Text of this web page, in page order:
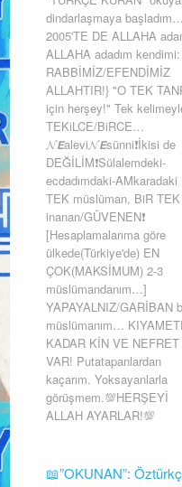
dindarlaşmaya
2005'TE DE ALLAHA
ALLAHA adadım kendimi:
RABBİMİZ/EFENDİMİZ
ALLAHTIR!} "O TEK
için herşey!" Tek
TEKiLCE/BiRCE…
𝓝𝙀alevi𝓝𝙀sünni❗İkisi de
DEĞİLİM❗Sülalemdeki-
ecdadımdaki-AMkaradaki
TEK müslüman, BiR TEK
inanan/GÜVENEN❗
[Hesaplamalarıma göre
ülkede(Türkiye'de) EN
ÇOK(MAKSİMUM) 2-3
müslümandanım…]
YAPAYALNIZ/GARİBAN
müslümanım…
KADAR KİN VE NEFRET
VAR! Putatapanlardan
kaçarım. Yoksayanlarla
görüşmem.💯HERŞEYİ
ALLAH AYARLAR!💯
Skip to content
📖”OKUNAN”: